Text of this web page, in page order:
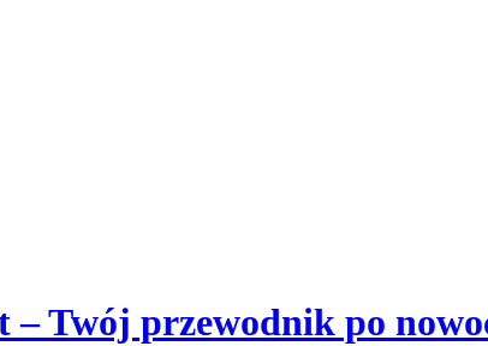
Twój przewodnik po